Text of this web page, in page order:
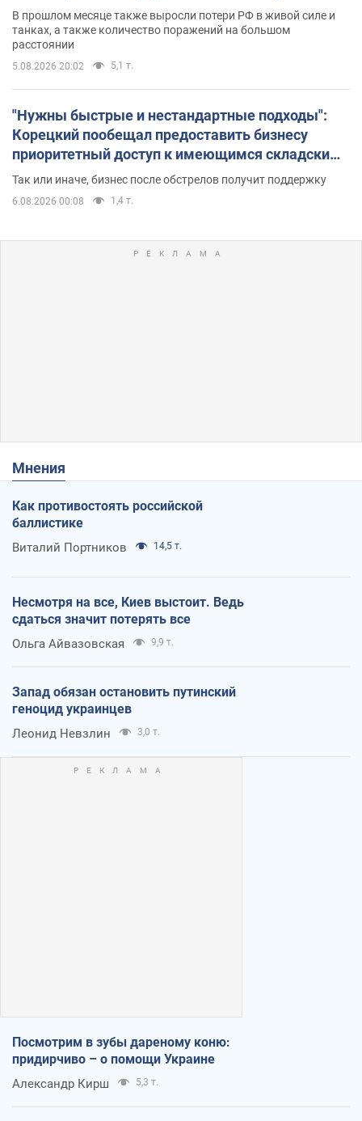
В прошлом месяце также выросли потери РФ в живой силе и
танках, а также количество поражений на большом
расстоянии
5.08.2026 20:02 5,1 т.
"Нужны быстрые и нестандартные подходы":
Корецкий пообещал предоставить бизнесу
приоритетный доступ к имеющимся складским
помещениям
Так или иначе, бизнес после обстрелов получит поддержку
6.08.2026 00:08 1,4 т.
Мнения
Как противостоять российской
баллистике
Виталий Портников 14,5 т.
Несмотря на все, Киев выстоит. Ведь
сдаться значит потерять все
Ольга Айвазовская 9,9 т.
Запад обязан остановить путинский
геноцид украинцев
Леонид Невзлин 3,0 т.
Посмотрим в зубы дареному коню:
придирчиво – о помощи Украине
Александр Кирш 5,3 т.